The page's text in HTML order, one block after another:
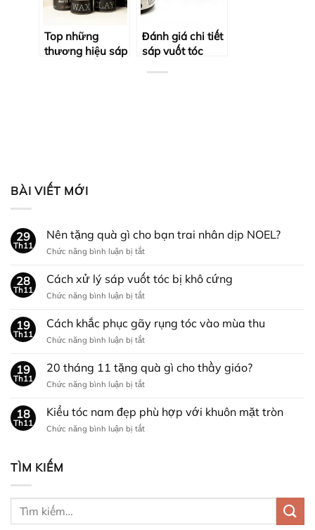
Top những
thương hiệu sáp
Đánh giá chi tiết
sáp vuốt tóc
BÀI VIẾT MỚI
29
Th11
Nên tặng quà gì cho bạn trai nhân dịp NOEL?
Chức năng bình luận bị tắtở
tặng
quà
gì
bạn
NOEL?
28
Th11
Cách xử lý sáp vuốt tóc bị khô cứng
Chức năng bình luận bị tắtở
lý
sáp
tóc
19
Th11
Cách khắc phục gãy rụng tóc vào mùa thu
Chức năng bình luận bị tắtở
khắc
phục
gãy
tóc
19
Th11
20 tháng 11 tặng quà gì cho thầy giáo?
Chức năng bình luận bị tắtở
tháng
tặng
18
Th11
Kiểu tóc nam đẹp phù hợp với khuôn mặt tròn
Chức năng bình luận bị tắtở
hợp
khuôn
TÌM KIẾM